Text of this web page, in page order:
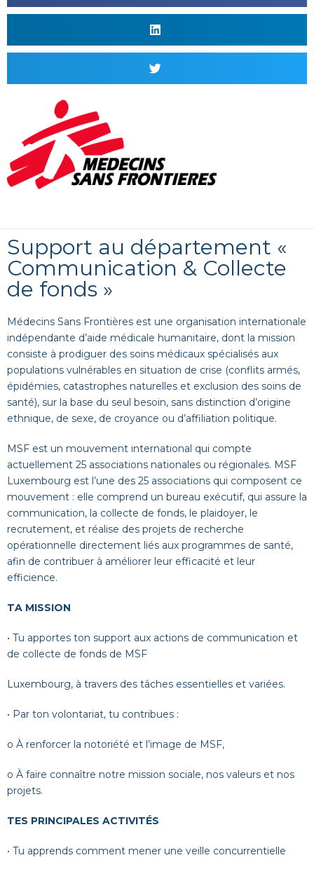
Support au département «
Communication & Collecte
de fonds »
Médecins Sans Frontières est une organisation internationale
indépendante d’aide médicale humanitaire, dont la mission
consiste à prodiguer des soins médicaux spécialisés aux
populations vulnérables en situation de crise (conflits armés,
épidémies, catastrophes naturelles et exclusion des soins de
santé), sur la base du seul besoin, sans distinction d’origine
ethnique, de sexe, de croyance ou d’affiliation politique.
MSF est un mouvement international qui compte
actuellement 25 associations nationales ou régionales. MSF
Luxembourg est l’une des 25 associations qui composent ce
mouvement : elle comprend un bureau exécutif, qui assure la
communication, la collecte de fonds, le plaidoyer, le
recrutement, et réalise des projets de recherche
opérationnelle directement liés aux programmes de santé,
afin de contribuer à améliorer leur efficacité et leur
efficience.
TA MISSION
• Tu apportes ton support aux actions de communication et
de collecte de fonds de MSF
Luxembourg, à travers des tâches essentielles et variées.
• Par ton volontariat, tu contribues :
o À renforcer la notoriété et l’image de MSF,
o À faire connaître notre mission sociale, nos valeurs et nos
projets.
TES PRINCIPALES ACTIVITÉS
• Tu apprends comment mener une veille concurrentielle